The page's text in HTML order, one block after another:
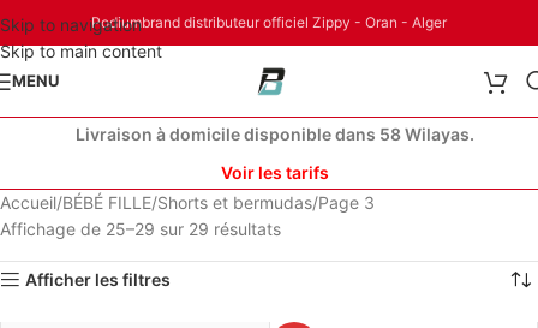
Skip to navigation
Skip to main content
Podiumbrand distributeur officiel Zippy - Oran - Alger
MENU
Livraison à domicile disponible dans 58 Wilayas.
Voir les tarifs
Accueil BÉBÉ FILLE Shorts et bermudas Page 3
Affichage de 25–29 sur 29 résultats
Afficher les filtres